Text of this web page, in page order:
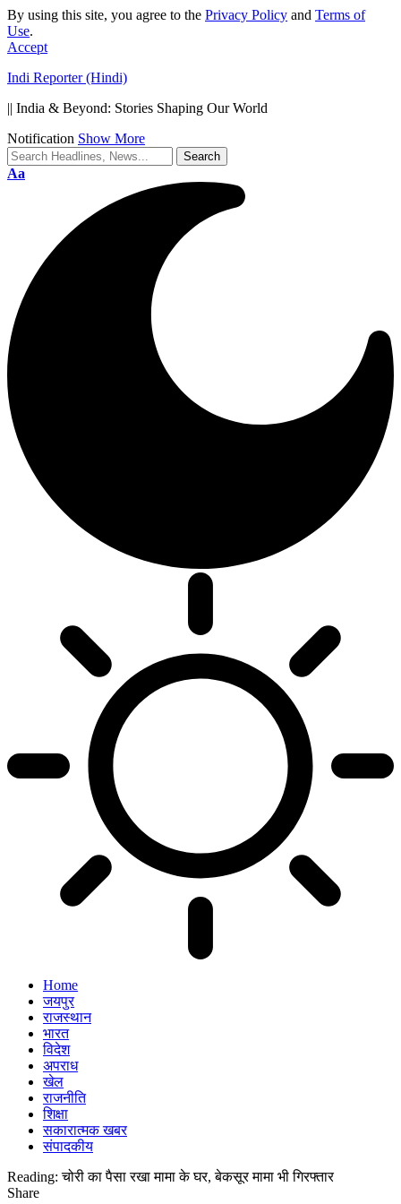
By using this site, you agree to the Privacy Policy and Terms of
Use.
Accept
Indi Reporter (Hindi)
|| India & Beyond: Stories Shaping Our World
Notification Show More
Font
Aa
Home
जयपुर
राजस्थान
भारत
विदेश
अपराध
खेल
राजनीति
शिक्षा
सकारात्मक खबर
संपादकीय
Reading: चोरी का पैसा रखा मामा के घर, बेकसूर मामा भी गिरफ्तार
Share